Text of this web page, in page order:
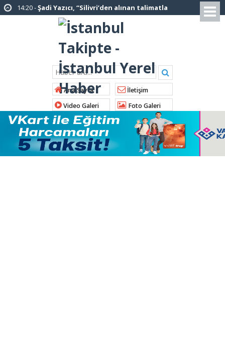
12:12 -AK Parti’ye katılan ilçe belediye
başkanlarından İl Başkanı Özdemir’e ziyaret
Bingöl’den İBB’ye tepki
İstanbul Emniyet Müdürlüğünden
“Gök Kubbe’de, Mavi Vatan’da, Şanlı Topraklarda:
İstanbul Emniyeti Her Yerde” paylaşımı
19:26 -Çekmeköy Belediye Başkanı Orhan
Çerkez AK Parti’ye katıldı
16:56 -İstanbul’da 4 CHP’li belediye başkanı
AK Parti’ye katılıyor
Ana Sayfa
İletişim
Video Galeri
Foto Galeri